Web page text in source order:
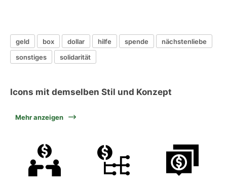
geld box dollar hilfe spende
nächstenliebe
sonstiges
solidarität
Icons mit demselben Stil und Konzept
Mehr anzeigen